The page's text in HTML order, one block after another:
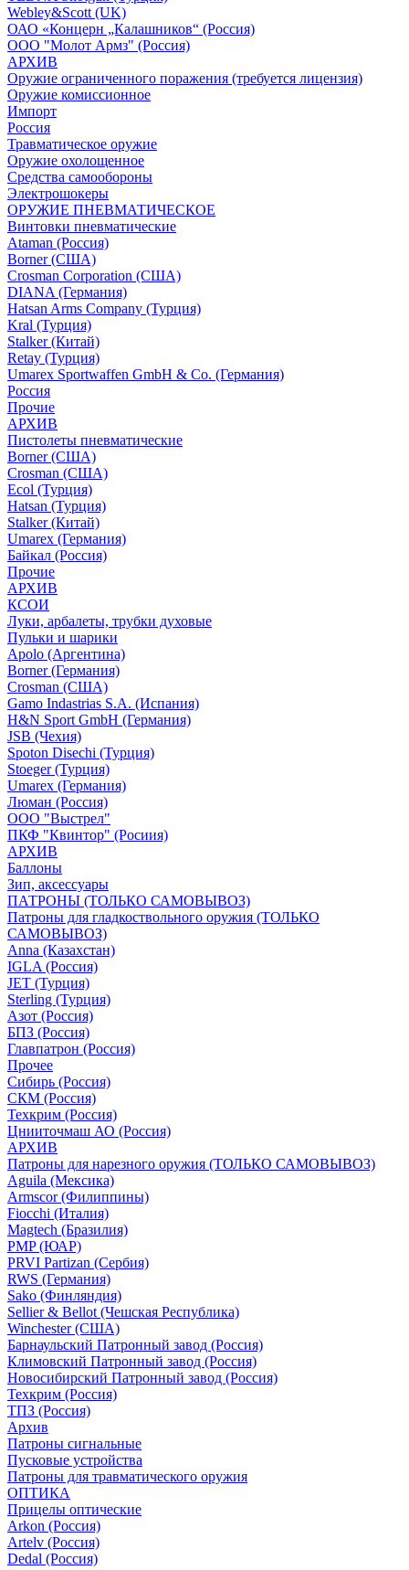
Webley&Scott (UK)
ОАО «Концерн „Калашников“ (Россия)
ООО "Молот Армз" (Россия)
АРХИВ
Оружие ограниченного поражения (требуется лицензия)
Оружие комиссионное
Импорт
Россия
Травматическое оружие
Оружие охолощенное
Средства самообороны
Электрошокеры
ОРУЖИЕ ПНЕВМАТИЧЕСКОЕ
Винтовки пневматические
Ataman (Россия)
Borner (США)
Crosman Corporation (США)
DIANA (Германия)
Hatsan Arms Company (Турция)
Kral (Турция)
Stalker (Китай)
Retay (Турция)
Umarex Sportwaffen GmbH & Co. (Германия)
Россия
Прочие
АРХИВ
Пистолеты пневматические
Borner (США)
Crosman (США)
Ecol (Турция)
Hatsan (Турция)
Stalker (Китай)
Umarex (Германия)
Байкал (Россия)
Прочие
АРХИВ
КСОИ
Луки, арбалеты, трубки духовые
Пульки и шарики
Apolo (Аргентина)
Borner (Германия)
Crosman (США)
Gamo Indastrias S.A. (Испания)
H&N Sport GmbH (Германия)
JSB (Чехия)
Spoton Disechi (Турция)
Stoeger (Турция)
Umarex (Германия)
Люман (Россия)
ООО "Выстрел"
ПКФ "Квинтор" (Росиия)
АРХИВ
Баллоны
Зип, аксессуары
ПАТРОНЫ (ТОЛЬКО САМОВЫВОЗ)
Патроны для гладкоствольного оружия (ТОЛЬКО
САМОВЫВОЗ)
Anna (Казахстан)
IGLA (Россия)
JET (Турция)
Sterling (Турция)
Азот (Россия)
БПЗ (Россия)
Главпатрон (Россия)
Прочее
Сибирь (Россия)
СКМ (Россия)
Техкрим (Россия)
Цнииточмаш АО (Россия)
АРХИВ
Патроны для нарезного оружия (ТОЛЬКО САМОВЫВОЗ)
Aguila (Мексика)
Armscor (Филиппины)
Fiocchi (Италия)
Magtech (Бразилия)
PMP (ЮАР)
PRVI Partizan (Сербия)
RWS (Германия)
Sako (Финляндия)
Sellier & Bellot (Чешская Республика)
Winchester (США)
Барнаульский Патронный завод (Россия)
Климовский Патронный завод (Россия)
Новосибирский Патронный завод (Россия)
Техкрим (Россия)
ТПЗ (Россия)
Архив
Патроны сигнальные
Пусковые устройства
Патроны для травматического оружия
ОПТИКА
Прицелы оптические
Arkon (Россия)
Artelv (Россия)
Dedal (Россия)